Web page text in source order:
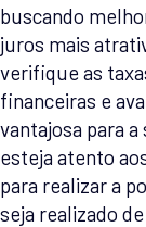
buscando
juros mais
verifique as
financeiras e
vantajosa para
esteja atento
para realizar a
seja realizado